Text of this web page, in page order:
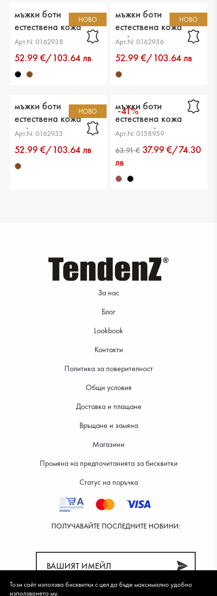
НОВО
мъжки боти
естествена кожа
черни
Арт.N: 0162938
52.99 €/103.64 лв
НОВО
мъжки боти
естествена кожа
кафяви
Арт.N: 0162936
52.99 €/103.64 лв
НОВО
мъжки боти
естествена кожа
кафяви
Арт.N: 0162933
52.99 €/103.64 лв
-41%
мъжки боти
естествена кожа
тъмно кафяви
Арт.N: 0158959
37.99 €/74.30
лв
За нас
Блог
Lookbook
Контакти
Политика за поверителност
Общи условия
Доставка и плащане
Връщане и замяна
Магазини
Промяна на предпочитанията за бисквитки
Статус на поръчка
ПОЛУЧАВАЙТЕ ПОСЛЕДНИТЕ НОВИНИ:
Този сайт използва бисквитки с цел да бъде максимално удобно
използването му.